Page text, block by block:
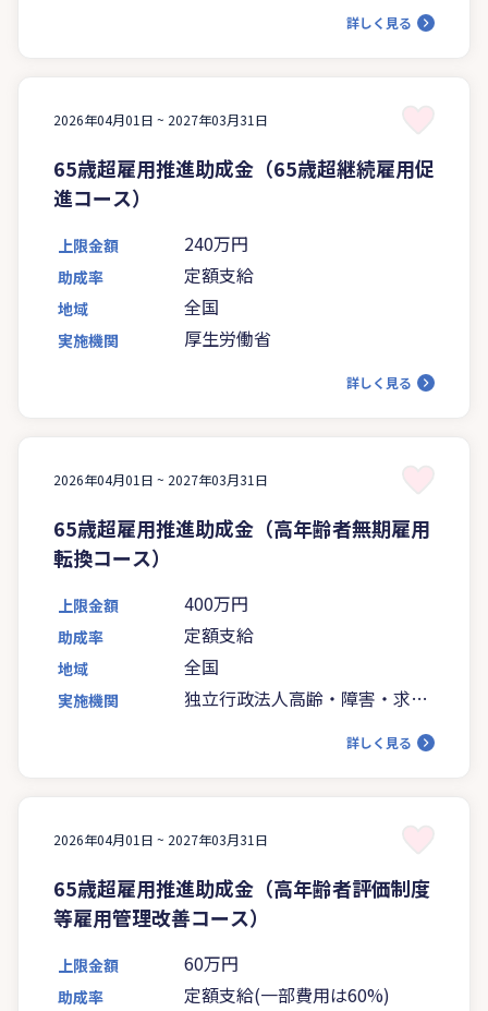
詳しく見る
2026年04月01日 ~ 2027年03月31日
65歳超雇用推進助成金（65歳超継続雇用促
進コース）
上限金額 240万円
助成率 定額支給
地域 全国
実施機関 厚生労働省
詳しく見る
2026年04月01日 ~ 2027年03月31日
65歳超雇用推進助成金（高年齢者無期雇用
転換コース）
上限金額 400万円
助成率 定額支給
地域 全国
実施機関
独立行政法人高齢・障害・求職
詳しく見る
2026年04月01日 ~ 2027年03月31日
65歳超雇用推進助成金（高年齢者評価制度
等雇用管理改善コース）
上限金額 60万円
助成率 定額支給(一部費用は60%)